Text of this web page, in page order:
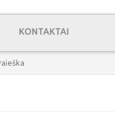
KONTAKTAI